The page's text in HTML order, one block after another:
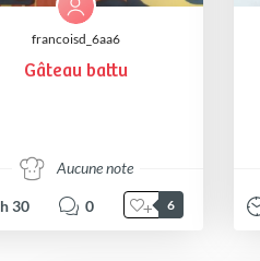
francoisd_6aa6
Gâteau battu
Aucune note
h30 0 6